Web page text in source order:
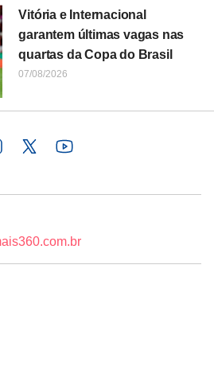
Vitória e Internacional
garantem últimas vagas nas
quartas da Copa do Brasil
07/08/2026